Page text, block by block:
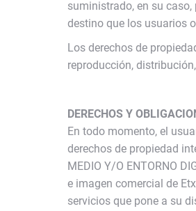
suministrado, en su
destino que los usuarios
Los derechos de
reproducción,
DERECHOS Y
En todo momento, el
derechos de propiedad
MEDIO Y/O ENTORNO
e imagen comercial de
servicios que pone a su